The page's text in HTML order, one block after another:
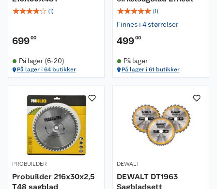
☆☆☆☆☆ (1)
69900
På lager (6-20)
På lager i 64 butikker
☆☆☆☆☆ (1)
Finnes i 4 størrelser
49900
På lager
På lager i 61 butikker
PROBUILDER
Probuilder 216x30x2,5
T48 sagblad
DEWALT
DEWALT DT1963
Sagbladsett